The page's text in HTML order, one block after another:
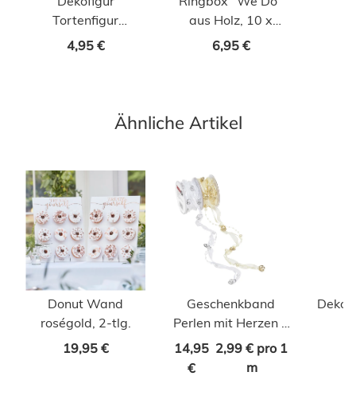
Tortenfigur
Mädchen
4,95 €
aus Holz, 10 x
5,5cm
6,95 €
Ähnliche Artikel
Donut Wand
roségold, 2-tlg.
19,95 €
Geschenkband
Perlen mit Herzen 2
Farben
14,95
€
2,99 € pro 1
m
Deko